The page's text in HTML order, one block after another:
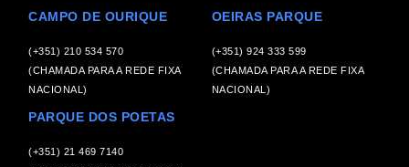
CAMPO DE OURIQUE
(+351) 210 534 570
(CHAMADA PARA A REDE FIXA
NACIONAL)
OEIRAS PARQUE
(+351) 924 333 599
(CHAMADA PARA A REDE FIXA
NACIONAL)
PARQUE DOS POETAS
(+351) 21 469 7140